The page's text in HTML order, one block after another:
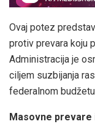
Ovaj potez
protiv prevara koju
Administracija je
ciljem suzbijanja
federalnom
Masovne